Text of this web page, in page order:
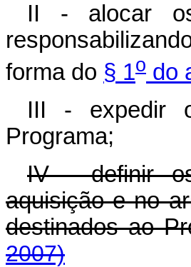
II - alocar
forma do § 1o do
III - expedir
Programa;
IV - definir
aquisição e no
destinados ao
2007)